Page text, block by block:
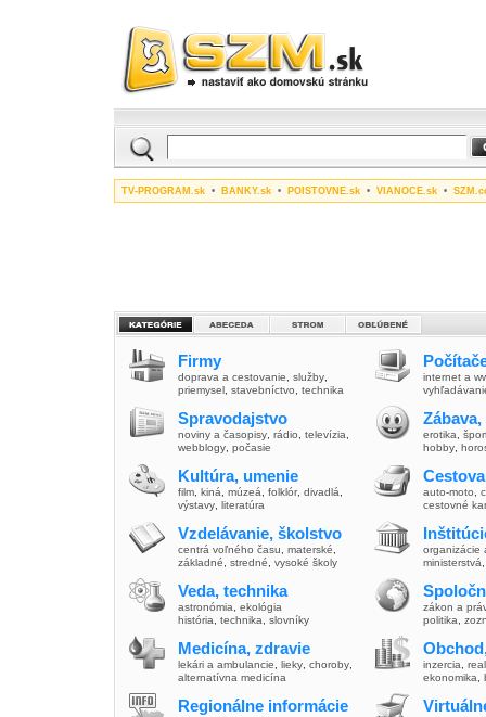
TV-PROGRAM.sk • BANKY.sk • POISTOVNE.sk • VIANOCE.sk •
Firmy
doprava a cestovanie služby
priemysel stavebníctvo technika
Spravodajstvo
noviny a časopisy rádio televízia
webblogy počasie
Kultúra, umenie
film kiná múzeá folklór, divadlá
výstavy literatúra
Vzdelávanie, školstvo
centrá voľného času materské
základné
stredné vysoké školy
Veda, technika
astronómia
ekológia
história
technika slovníky
Medicína, zdravie
lekári a ambulancie lieky choroby
alternatívna medicína
Regionálne informácie
internet a
erotika
hobby
auto-moto
cestovné
organizácie
ministerstvá
zákon a
politika
inzercia
ekonomika